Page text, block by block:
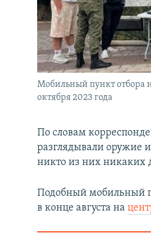
Мобильный пункт отбора
октября 2023 года
По словам
разглядывали оружие
никто из них никаких
Подобный мобильный
в конце августа на